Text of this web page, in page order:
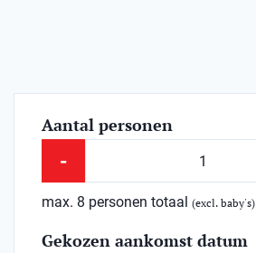
Aantal personen
-
max. 8 personen totaal (excl. baby's)
Gekozen aankomst datum